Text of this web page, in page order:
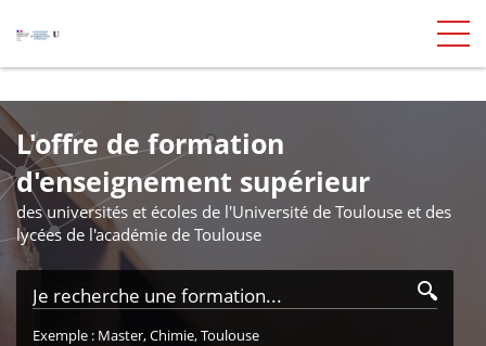
L'offre de formation
d'enseignement supérieur
des universités et écoles de l'Université de Toulouse et des
lycées de l'académie de Toulouse
Exemple : Master, Chimie, Toulouse